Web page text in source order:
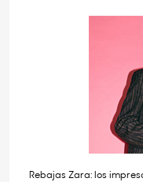
Rebajas Zara: los